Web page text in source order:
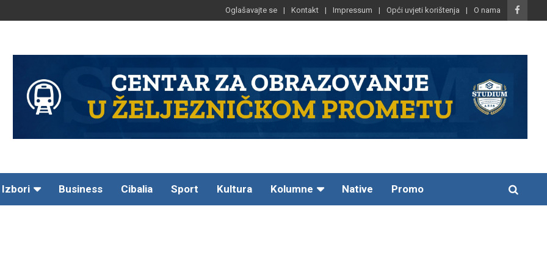
Oglašavajte se Kontakt Impressum Opći uvjeti korištenja O nama
Izbori Business Cibalia Sport Kultura Kolumne Native Promo